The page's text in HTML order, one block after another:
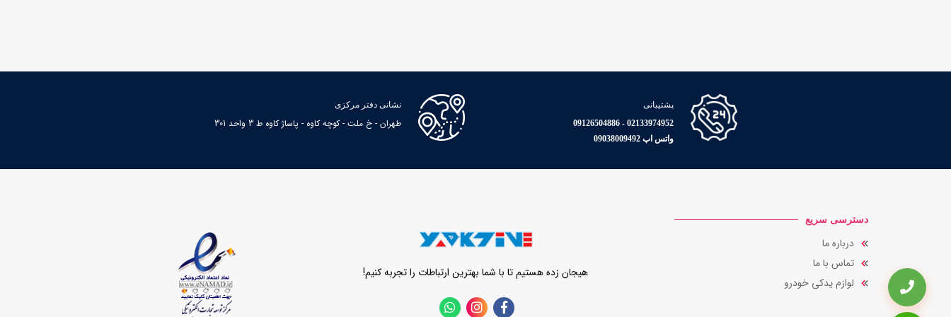
پشتیبانی
02133974952 - 09126504886
واتس اپ 09038009492
نشانی دفتر مرکزی
طهران - خ ملت - کوچه کاوه - پاساژ کاوه ط 3 واحد 301
دسترسی سریع
درباره ما
تماس با ما
لوازم یدکی خودرو
هیجان زده هستیم تا با شما بهترین ارتباطات را تجربه کنیم!